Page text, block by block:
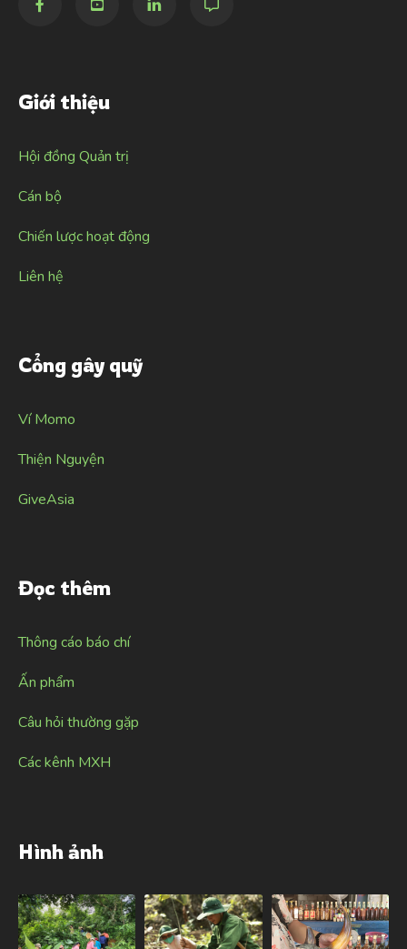
Giới thiệu
Hội đồng Quản trị
Cán bộ
Chiến lược hoạt động
Liên hệ
Cổng gây quỹ
Ví Momo
Thiện Nguyện
GiveAsia
Đọc thêm
Thông cáo báo chí
Ấn phẩm
Câu hỏi thường gặp
Các kênh MXH
Hình ảnh